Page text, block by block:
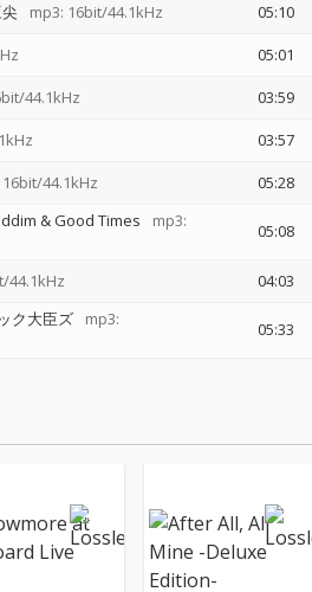
mp3: 16bit/44.1kHz 05:10
05:01
44.1kHz 03:59
03:57
44.1kHz 05:28
& Good Times
mp3:
05:08
44.1kHz 04:03
ク大臣ズ
mp3:
05:33